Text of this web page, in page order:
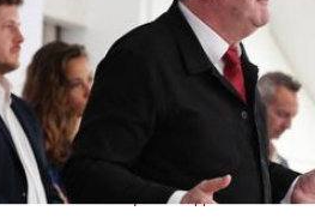
Non au front unique des appareils !